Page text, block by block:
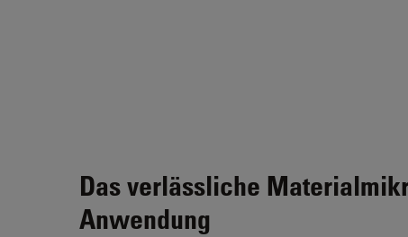
Das verlässliche
Anwendung